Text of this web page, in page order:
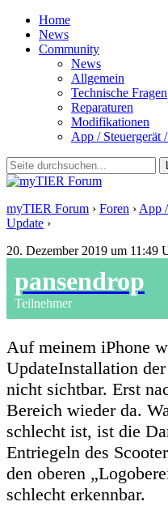
Home
News
Community
News
Allgemein
Technische Fragen
Reparaturen
Modifikationen
App / Steuergerät
myTIER Forum › Foren › App
Update ›
20. Dezember 2019 um 11:49
pansendrop
Teilnehmer
Auf meinem iPhone
UpdateInstallation
nicht sichtbar. Erst
Bereich wieder da.
schlecht ist, ist die
Entriegeln des
den oberen
schlecht erkennbar.